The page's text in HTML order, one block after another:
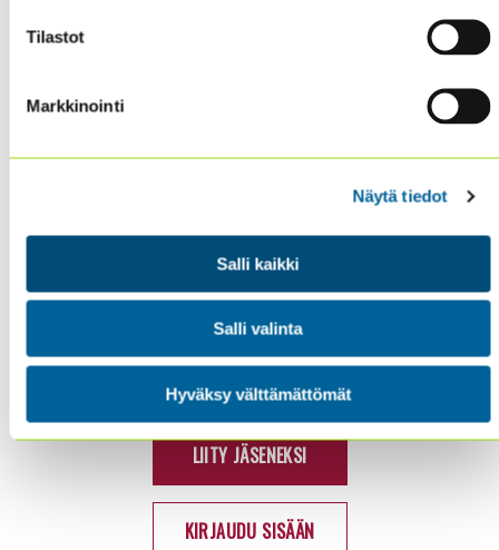
Tilastot
Markkinointi
Näytä tiedot
Salli kaikki
Salli valinta
Hyväksy välttämättömät
KOULUTUS & TAPAHTUMAT
Seuraa meitä: LinkedIn
X
LIITY JÄSENEKSI
KIRJAUDU SISÄÄN